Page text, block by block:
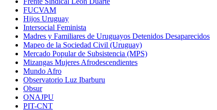
FUCVAM
Hijos Uruguay
Intersocial Feminista
Madres y Familiares de Uruguayos Detenidos Desaparecidos
Mapeo de la Sociedad Civil (Uruguay)
Mercado Popular de Subsistencia (MPS)
Mizangas Mujeres Afrodescendientes
Mundo Afro
Observatorio Luz Ibarburu
Obsur
ONAJPU
PIT-CNT